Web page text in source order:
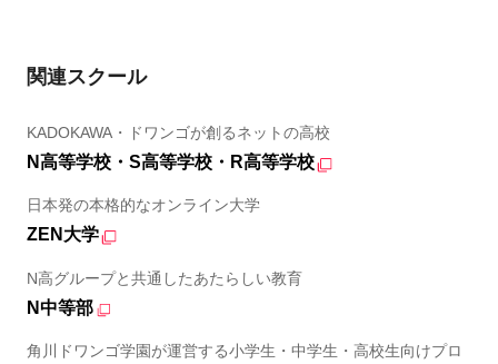
関連スクール
KADOKAWA・ドワンゴが創るネットの高校
N高等学校・S高等学校・R高等学校
日本発の本格的なオンライン大学
ZEN大学
N高グループと共通したあたらしい教育
N中等部
角川ドワンゴ学園が運営する小学生・中学生・高校生向けプロ